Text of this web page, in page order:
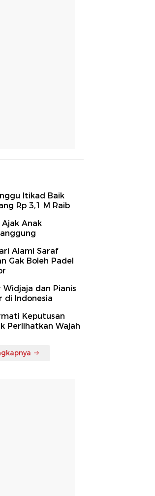
Itikad Baik
Rp 3,1 M Raib
Ajak Anak
Alami Saraf
Gak Boleh Padel
Widjaja dan Pianis
di Indonesia
Keputusan
Perlihatkan Wajah